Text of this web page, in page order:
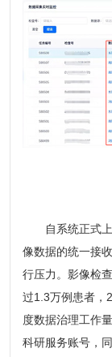
自系统正式上
像数据的统一接
行压力。影像检
过1.3万例患者，
度数据治理工作
科研服务账号，